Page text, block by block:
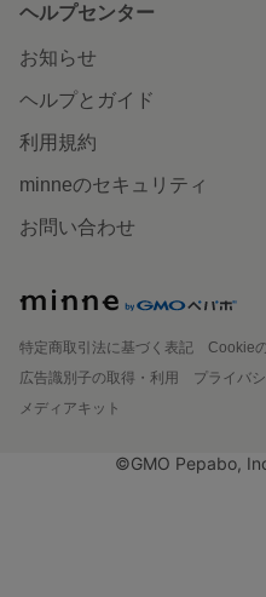
ヘルプセンター
お知らせ
ヘルプとガイド
利用規約
minneのセキュリティ
お問い合わせ
特定商取引法に基づく表記
Cookie
広告識別子の取得・利用
プライバ
メディアキット
©GMO Pepabo,